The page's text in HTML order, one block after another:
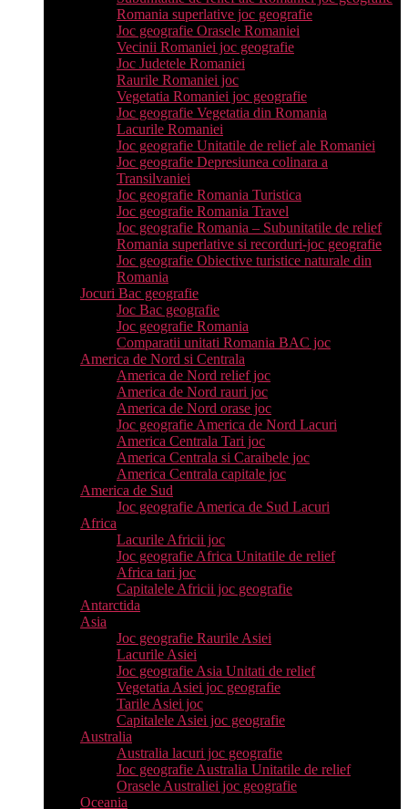
Romania superlative joc geografie
Joc geografie Orasele Romaniei
Vecinii Romaniei joc geografie
Joc Judetele Romaniei
Raurile Romaniei joc
Vegetatia Romaniei joc geografie
Joc geografie Vegetatia din Romania
Lacurile Romaniei
Joc geografie Unitatile de relief ale Romaniei
Joc geografie Depresiunea colinara a
Transilvaniei
Joc geografie Romania Turistica
Joc geografie Romania Travel
Joc geografie Romania – Subunitatile de relief
Romania superlative si recorduri-joc geografie
Joc geografie Obiective turistice naturale din
Romania
Jocuri Bac geografie
Joc Bac geografie
Joc geografie Romania
Comparatii unitati Romania BAC joc
America de Nord si Centrala
America de Nord relief joc
America de Nord rauri joc
America de Nord orase joc
Joc geografie America de Nord Lacuri
America Centrala Tari joc
America Centrala si Caraibele joc
America Centrala capitale joc
America de Sud
Joc geografie America de Sud Lacuri
Africa
Lacurile Africii joc
Joc geografie Africa Unitatile de relief
Africa tari joc
Capitalele Africii joc geografie
Antarctida
Asia
Joc geografie Raurile Asiei
Lacurile Asiei
Joc geografie Asia Unitati de relief
Vegetatia Asiei joc geografie
Tarile Asiei joc
Capitalele Asiei joc geografie
Australia
Australia lacuri joc geografie
Joc geografie Australia Unitatile de relief
Orasele Australiei joc geografie
Oceania